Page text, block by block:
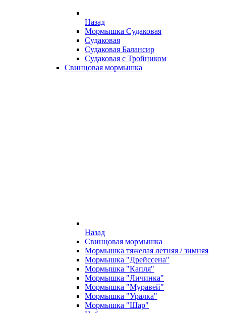
Назад
Мормышка Судаковая
Судаковая
Судаковая Балансир
Судаковая с Тройником
Свинцовая мормышка
Назад
Свинцовая мормышка
Мормышка тяжелая летняя / зимняя
Мормышка "Дрейссена"
Мормышка "Капля"
Мормышка "Личинка"
Мормышка "Муравей"
Мормышка "Уралка"
Мормышка "Шар"